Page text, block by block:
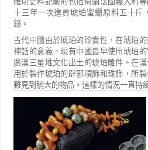
十三年一次進貢琥珀蜜蠟原料五十斤
錄。
古代中國由於琥珀的珍貴性，在琥珀
神話的意義。現有中國最早使用琥珀
廣漢三星堆文化出土的琥珀雕件。在
用於製作琥珀的辟邪項飾和珠飾，所
難見到稍大的物品。這樣的情況一直持